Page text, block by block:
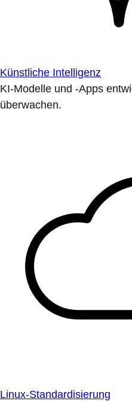
Künstliche Intelligenz
KI-Modelle und -Apps
überwachen.
Linux-Standardisierung